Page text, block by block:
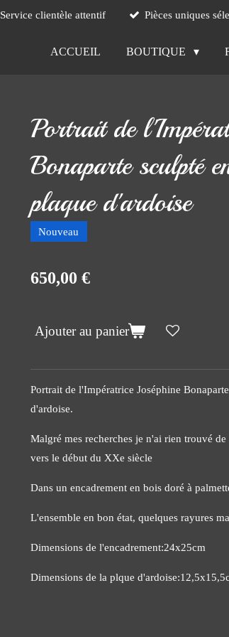
Service clientèle attentif Pièces uniques
ACCUEIL BOUTIQUE
Portrait de
Bonaparte sculpté
plaque d'ardoise
Nouveau
650,00 €
Ajouter au panier
Portrait de l'Impératrice Joséphine
d'ardoise.
Malgré mes recherches je n'ai rien trouvé
vers le début du XXe siècle
Dans un encadrement en bois doré à
L'ensemble en bon état, quelques rayures
Dimensions de l'encadrement:24x25cm
Dimensions de la plque